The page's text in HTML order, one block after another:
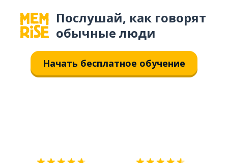
Послушай, как говорят
обычные люди
Начать бесплатное обучение